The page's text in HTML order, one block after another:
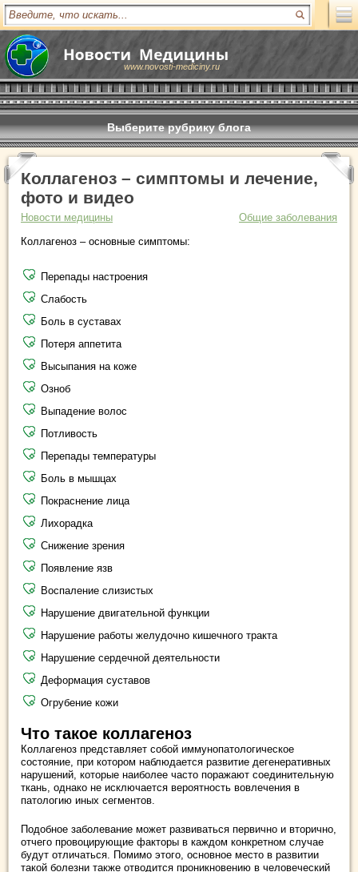
www.novosti-mediciny.ru
Выберите рубрику блога
Коллагеноз – симптомы и лечение,
фото и видео
Новости медицины
Общие заболевания
Коллагеноз – основные симптомы:
Перепады настроения
Слабость
Боль в суставах
Потеря аппетита
Высыпания на коже
Озноб
Выпадение волос
Потливость
Перепады температуры
Боль в мышцах
Покраснение лица
Лихорадка
Снижение зрения
Появление язв
Воспаление слизистых
Нарушение двигательной функции
Нарушение работы желудочно кишечного тракта
Нарушение сердечной деятельности
Деформация суставов
Огрубение кожи
Что такое коллагеноз
Коллагеноз представляет собой иммунопатологическое
состояние, при котором наблюдается развитие дегенеративных
нарушений, которые наиболее часто поражают соединительную
ткань, однако не исключается вероятность вовлечения в
патологию иных сегментов.
Подобное заболевание может развиваться первично и вторично,
отчего провоцирующие факторы в каждом конкретном случае
будут отличаться. Помимо этого, основное место в развитии
такой болезни также отводится проникновению в человеческий